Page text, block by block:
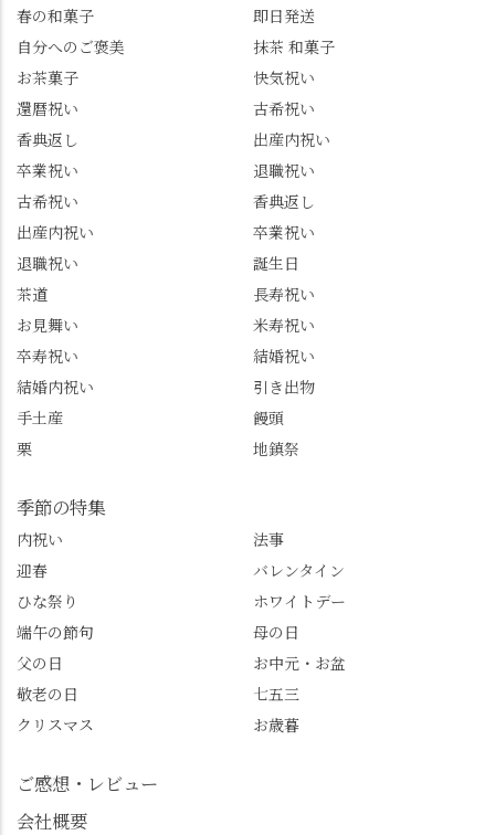
京公式アンバサダー #み
ずは北川 私のアカウン
グルメをメインに発
信。お店選びの参考な
どにご利用いただける
の情報を詳しく知りた
い人は、下記アカウン
トもあわせてチェック
@sense_nagaokakyo 長岡
京市観光協会
@nagaokakyo_tourism ふ
@furufuru_nagaokakyo
物価の値上がりが激し
かの邸の珈琲パックと
小倉山荘のお菓子のサ
で🎁最後の最後まで"お
もてなし"の心を教えて
いただきました。 プロ
ドライバーならではの
ルート取り、駐車場事
情、お客様を飽きさせ
ない語り口…。楽しみ
ながら学びっぱなしの
のガイド活動にしっか
り活かしていきます💪
西山、ほんまにええと
こです。次はあなたを
🚕✨ #京都西山旅感 #京
都西山 #おもてなしタク
こごろ #勝持寺 #正法寺
#善峯寺 #あじさい #あ
じさい供養 #遊龍の松 #
清竹 #なかの邸 #小倉山
荘 #京都観光 #西京区 #
大原野
春の和菓子
即日発送
自分へのご褒美
抹茶 和菓子
お茶菓子
快気祝い
還暦祝い
古希祝い
香典返し
出産内祝い
卒業祝い
退職祝い
古希祝い
香典返し
出産内祝い
卒業祝い
退職祝い
誕生日
茶道
長寿祝い
お見舞い
米寿祝い
卒寿祝い
結婚祝い
結婚内祝い
引き出物
手土産
饅頭
栗
地鎮祭
季節の特集
内祝い
法事
迎春
バレンタイン
ひな祭り
ホワイトデー
端午の節句
母の日
父の日
お中元・お盆
敬老の日
七五三
クリスマス
お歳暮
ご感想・レビュー
会社概要